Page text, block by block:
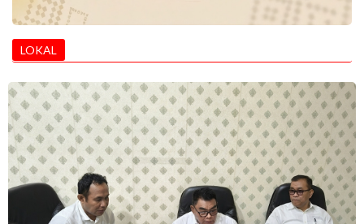
LOKAL